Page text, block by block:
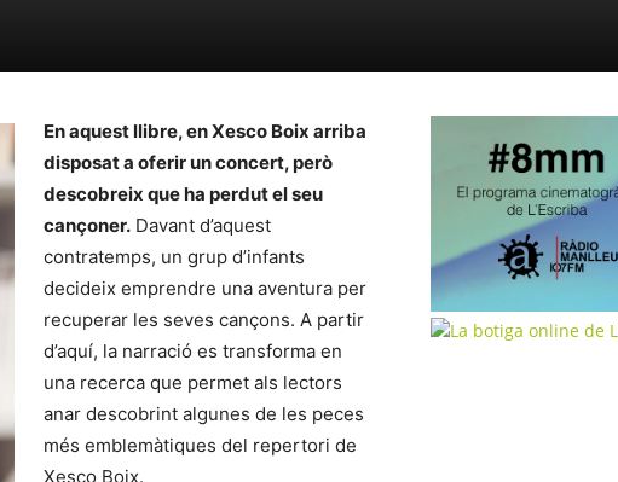
En aquest llibre, en Xesco Boix arriba
disposat a oferir un concert, però
descobreix que ha perdut el seu
cançoner. Davant d’aquest
contratemps, un grup d’infants
decideix emprendre una aventura per
recuperar les seves cançons. A partir
d’aquí, la narració es transforma en
una recerca que permet als lectors
anar descobrint algunes de les peces
més emblemàtiques del repertori de
Xesco Boix.